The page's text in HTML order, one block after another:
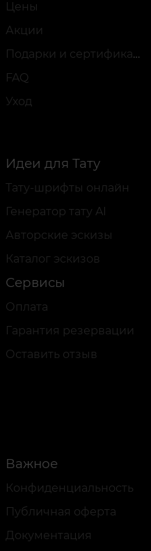
Цены
Акции
Подарки и сертификаты
FAQ
Уход
Идеи для Тату
Тату-шрифты онлайн
Генератор тату AI
Авторские эскизы
Каталог эскизов
Сервисы
Оплата
Гарантия резервации
Оставить отзыв
Важное
Конфиденциальность
Публичная оферта
Документация